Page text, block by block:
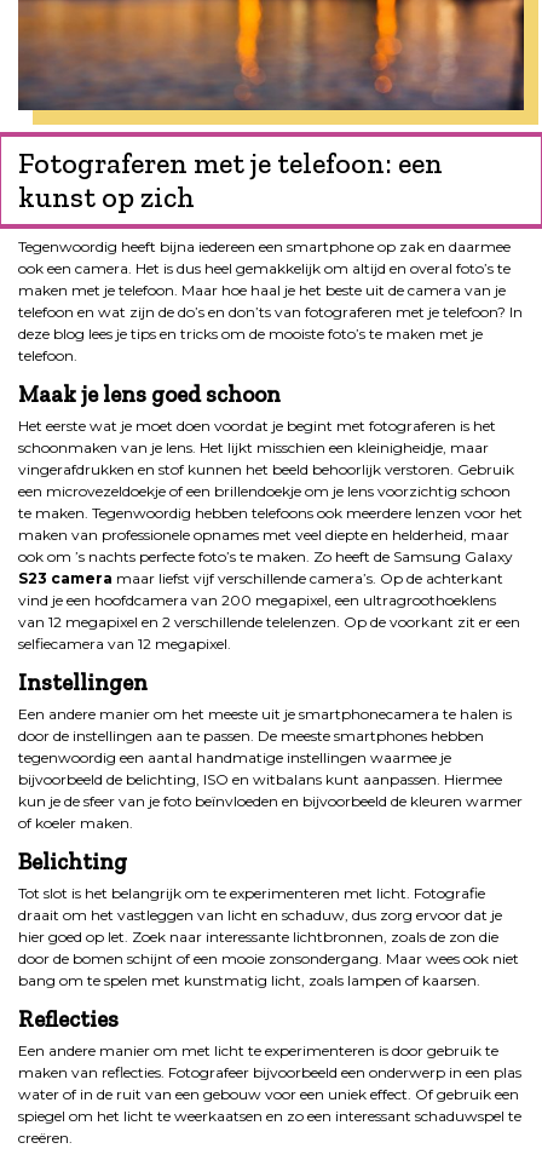
Fotograferen met je telefoon: een
kunst op zich
Tegenwoordig heeft bijna iedereen een smartphone op zak en daarmee
ook een camera. Het is dus heel gemakkelijk om altijd en overal foto’s te
maken met je telefoon. Maar hoe haal je het beste uit de camera van je
telefoon en wat zijn de do’s en don’ts van fotograferen met je telefoon? In
deze blog lees je tips en tricks om de mooiste foto’s te maken met je
telefoon.
Maak je lens goed schoon
Het eerste wat je moet doen voordat je begint met fotograferen is het
schoonmaken van je lens. Het lijkt misschien een kleinigheidje, maar
vingerafdrukken en stof kunnen het beeld behoorlijk verstoren. Gebruik
een microvezeldoekje of een brillendoekje om je lens voorzichtig schoon
te maken. Tegenwoordig hebben telefoons ook meerdere lenzen voor het
maken van professionele opnames met veel diepte en helderheid, maar
ook om ’s nachts perfecte foto’s te maken. Zo heeft de Samsung Galaxy
S23 camera maar liefst vijf verschillende camera’s. Op de achterkant
vind je een hoofdcamera van 200 megapixel, een ultragroothoeklens
van 12 megapixel en 2 verschillende telelenzen. Op de voorkant zit er een
selfiecamera van 12 megapixel.
Instellingen
Een andere manier om het meeste uit je smartphonecamera te halen is
door de instellingen aan te passen. De meeste smartphones hebben
tegenwoordig een aantal handmatige instellingen waarmee je
bijvoorbeeld de belichting, ISO en witbalans kunt aanpassen. Hiermee
kun je de sfeer van je foto beïnvloeden en bijvoorbeeld de kleuren warmer
of koeler maken.
Belichting
Tot slot is het belangrijk om te experimenteren met licht. Fotografie
draait om het vastleggen van licht en schaduw, dus zorg ervoor dat je
hier goed op let. Zoek naar interessante lichtbronnen, zoals de zon die
door de bomen schijnt of een mooie zonsondergang. Maar wees ook niet
bang om te spelen met kunstmatig licht, zoals lampen of kaarsen.
Reflecties
Een andere manier om met licht te experimenteren is door gebruik te
maken van reflecties. Fotografeer bijvoorbeeld een onderwerp in een plas
water of in de ruit van een gebouw voor een uniek effect. Of gebruik een
spiegel om het licht te weerkaatsen en zo een interessant schaduwspel te
creëren.